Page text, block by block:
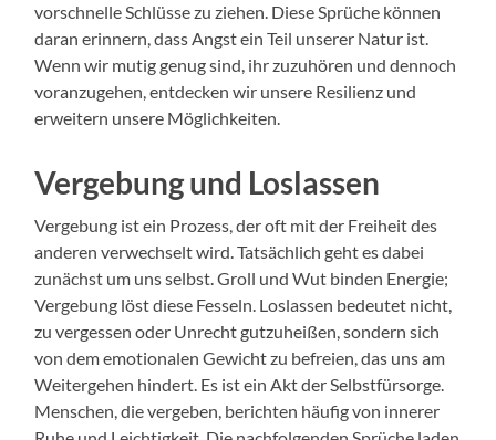
vorschnelle Schlüsse zu ziehen. Diese Sprüche können
daran erinnern, dass Angst ein Teil unserer Natur ist.
Wenn wir mutig genug sind, ihr zuzuhören und dennoch
voranzugehen, entdecken wir unsere Resilienz und
erweitern unsere Möglichkeiten.
Vergebung und Loslassen
Vergebung ist ein Prozess, der oft mit der Freiheit des
anderen verwechselt wird. Tatsächlich geht es dabei
zunächst um uns selbst. Groll und Wut binden Energie;
Vergebung löst diese Fesseln. Loslassen bedeutet nicht,
zu vergessen oder Unrecht gutzuheißen, sondern sich
von dem emotionalen Gewicht zu befreien, das uns am
Weitergehen hindert. Es ist ein Akt der Selbstfürsorge.
Menschen, die vergeben, berichten häufig von innerer